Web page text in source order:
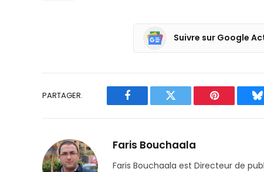
Suivre sur Google
PARTAGER.
Facebook Twitter Pinterest
Faris Bouchaala
Faris Bouchaala est Directeur de